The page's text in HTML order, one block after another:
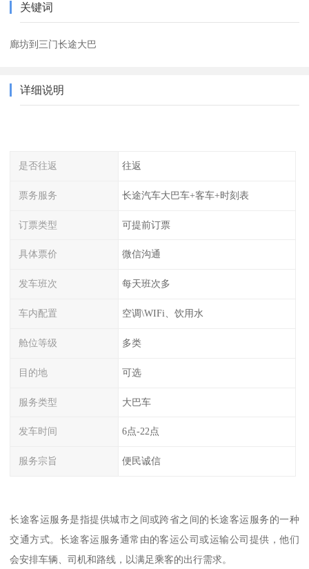
关键词
廊坊到三门长途大巴
详细说明
是否往返 往返
票务服务 长途汽车大巴车+客车+时刻表
订票类型 可提前订票
具体票价 微信沟通
发车班次 每天班次多
车内配置 空调\WIFi、饮用水
舱位等级 多类
目的地 可选
服务类型 大巴车
发车时间 6点-22点
服务宗旨 便民诚信
长途客运服务是指提供城市之间或跨省之间的长途客运服务的一种
交通方式。长途客运服务通常由的客运公司或运输公司提供，他们
会安排车辆、司机和路线，以满足乘客的出行需求。